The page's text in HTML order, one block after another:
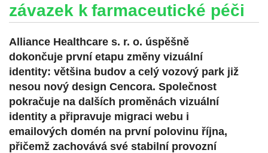
závazek k farmaceutické péči
Alliance Healthcare s. r. o. úspěšně
dokončuje první etapu změny vizuální
identity: většina budov a celý vozový park již
nesou nový design Cencora. Společnost
pokračuje na dalších proměnách vizuální
identity a připravuje migraci webu i
emailových domén na první polovinu října,
přičemž zachovává své stabilní provozní